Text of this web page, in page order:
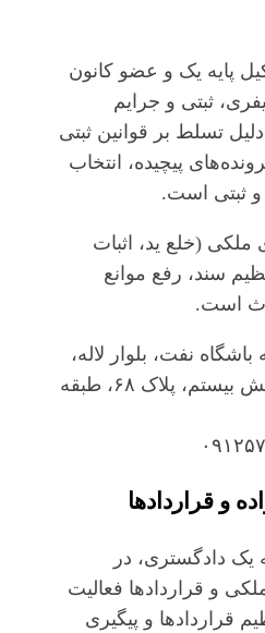
پایه یک و عضو کانون
ثبتی و جرایم
تسلط بر قوانین ثبتی
پیچیده، انتخاب
ثبتی است.
(خلع ید، اثبات
سند، رفع موانع
است.
نفت، بلوار لاله،
خیابان نفت شمالی، نبش بیستم، پلاک ۶۸، طبقه
و قراردادها
یک دادگستری، در
و قراردادها فعالیت
قراردادها و پیگیری